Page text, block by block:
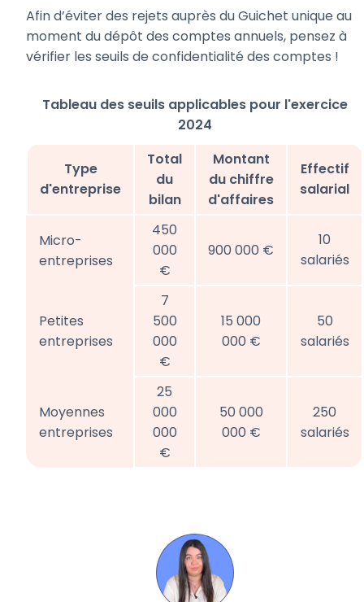
Afin d’éviter des rejets auprès du Guichet unique au
moment du dépôt des comptes annuels, pensez à
vérifier les seuils de confidentialité des comptes !
Tableau des seuils applicables pour l'exercice
2024
Type
d'entreprise
Total
du
bilan
Montant
du chiffre
d'affaires
Effectif
salarial
Micro-
entreprises
450
000
€
900 000 €
10
salariés
Petites
entreprises
7
500
000
€
15 000
000 €
50
salariés
Moyennes
entreprises
25
000
000
€
50 000
000 €
250
salariés